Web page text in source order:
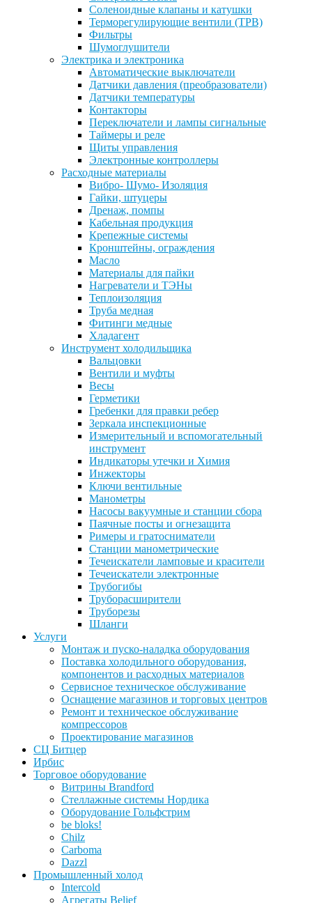
Соленоидные клапаны и катушки
Терморегулирующие вентили (ТРВ)
Фильтры
Шумоглушители
Электрика и электроника
Автоматические выключатели
Датчики давления (преобразователи)
Датчики температуры
Контакторы
Переключатели и лампы сигнальные
Таймеры и реле
Щиты управления
Электронные контроллеры
Расходные материалы
Вибро- Шумо- Изоляция
Гайки, штуцеры
Дренаж, помпы
Кабельная продукция
Крепежные системы
Кронштейны, ограждения
Масло
Материалы для пайки
Нагреватели и ТЭНы
Теплоизоляция
Труба медная
Фитинги медные
Хладагент
Инструмент холодильщика
Вальцовки
Вентили и муфты
Весы
Герметики
Гребенки для правки ребер
Зеркала инспекционные
Измерительный и вспомогательный
инструмент
Индикаторы утечки и Химия
Инжекторы
Ключи вентильные
Манометры
Насосы вакуумные и станции сбора
Паячные посты и огнезащита
Римеры и гратосниматели
Станции манометрические
Течеискатели ламповые и красители
Течеискатели электронные
Трубогибы
Труборасширители
Труборезы
Шланги
Услуги
Монтаж и пуско-наладка оборудования
Поставка холодильного оборудования,
компонентов и расходных материалов
Сервисное техническое обслуживание
Оснащение магазинов и торговых центров
Ремонт и техническое обслуживание
компрессоров
Проектирование магазинов
СЦ Битцер
Ирбис
Торговое оборудование
Витрины Brandford
Стеллажные системы Нордика
Оборудование Гольфстрим
be bloks!
Chilz
Carboma
Dazzl
Промышленный холод
Intercold
Агрегаты Belief